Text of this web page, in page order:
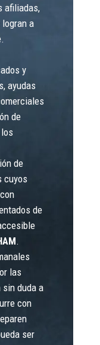
afiliadas,
a
y
ayudas
de
de
cuyos
de
.
las
sin duda a
con
ser